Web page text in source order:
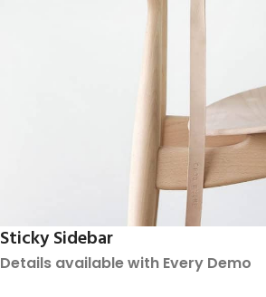
Sticky Sidebar
Details available with Every Demo